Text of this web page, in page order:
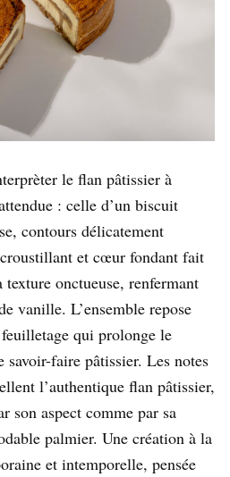
le flan pâtissier à
: celle d’un biscuit
contours délicatement
et cœur fondant fait
onctueuse, renfermant
vanille. L’ensemble repose
qui prolonge le
faire pâtissier. Les notes
l’authentique flan pâtissier,
son aspect comme par sa
palmier. Une création à la
et intemporelle, pensée